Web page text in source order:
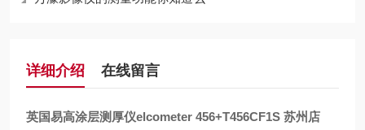
详细介绍 在线留言
英国易高涂层测厚仪elcometer 456+T456CF1S 苏州店